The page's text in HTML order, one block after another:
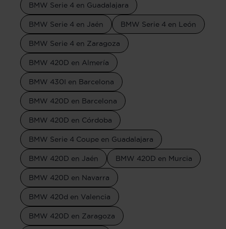
BMW Serie 4 en Guadalajara
BMW Serie 4 en Jaén BMW Serie 4 en León
BMW Serie 4 en Zaragoza
BMW 420D en Almería
BMW 430I en Barcelona
BMW 420D en Barcelona
BMW 420D en Córdoba
BMW Serie 4 Coupe en Guadalajara
BMW 420D en Jaén BMW 420D en Murcia
BMW 420D en Navarra
BMW 420d en Valencia
BMW 420D en Zaragoza